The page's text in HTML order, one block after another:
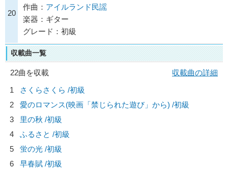
20
作曲： アイルランド民謡
楽器：ギター
グレード：初級
収載曲一覧
22曲を収載
収載曲の詳細
1
さくらさくら /初級
2
愛のロマンス(映画「禁じられた遊び」から) /初級
3
里の秋 /初級
4
ふるさと /初級
5
蛍の光 /初級
6
早春賦 /初級